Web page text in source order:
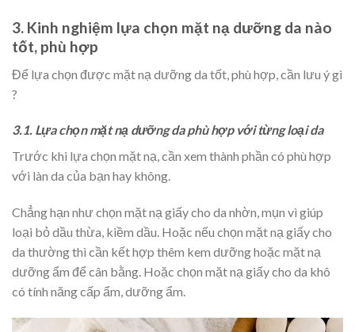
3. Kinh nghiệm lựa chọn mặt nạ dưỡng da nào
tốt, phù hợp
Để lựa chọn được mặt nạ dưỡng da tốt, phù hợp, cần lưu ý gì
?
3.1. Lựa chọn mặt nạ dưỡng da phù hợp với từng loại da
Trước khi lựa chọn mặt nạ, cần xem thành phần có phù hợp
với làn da của bạn hay không.
Chẳng hạn như chọn mặt nạ giấy cho da nhờn, mụn vì giúp
loại bỏ dầu thừa, kiềm dầu. Hoặc nếu chọn mặt nạ giấy cho
da thường thì cần kết hợp thêm kem dưỡng hoặc mặt nạ
dưỡng ẩm để cân bằng. Hoặc chọn mặt nạ giấy cho da khô
có tính năng cấp ẩm, dưỡng ẩm.